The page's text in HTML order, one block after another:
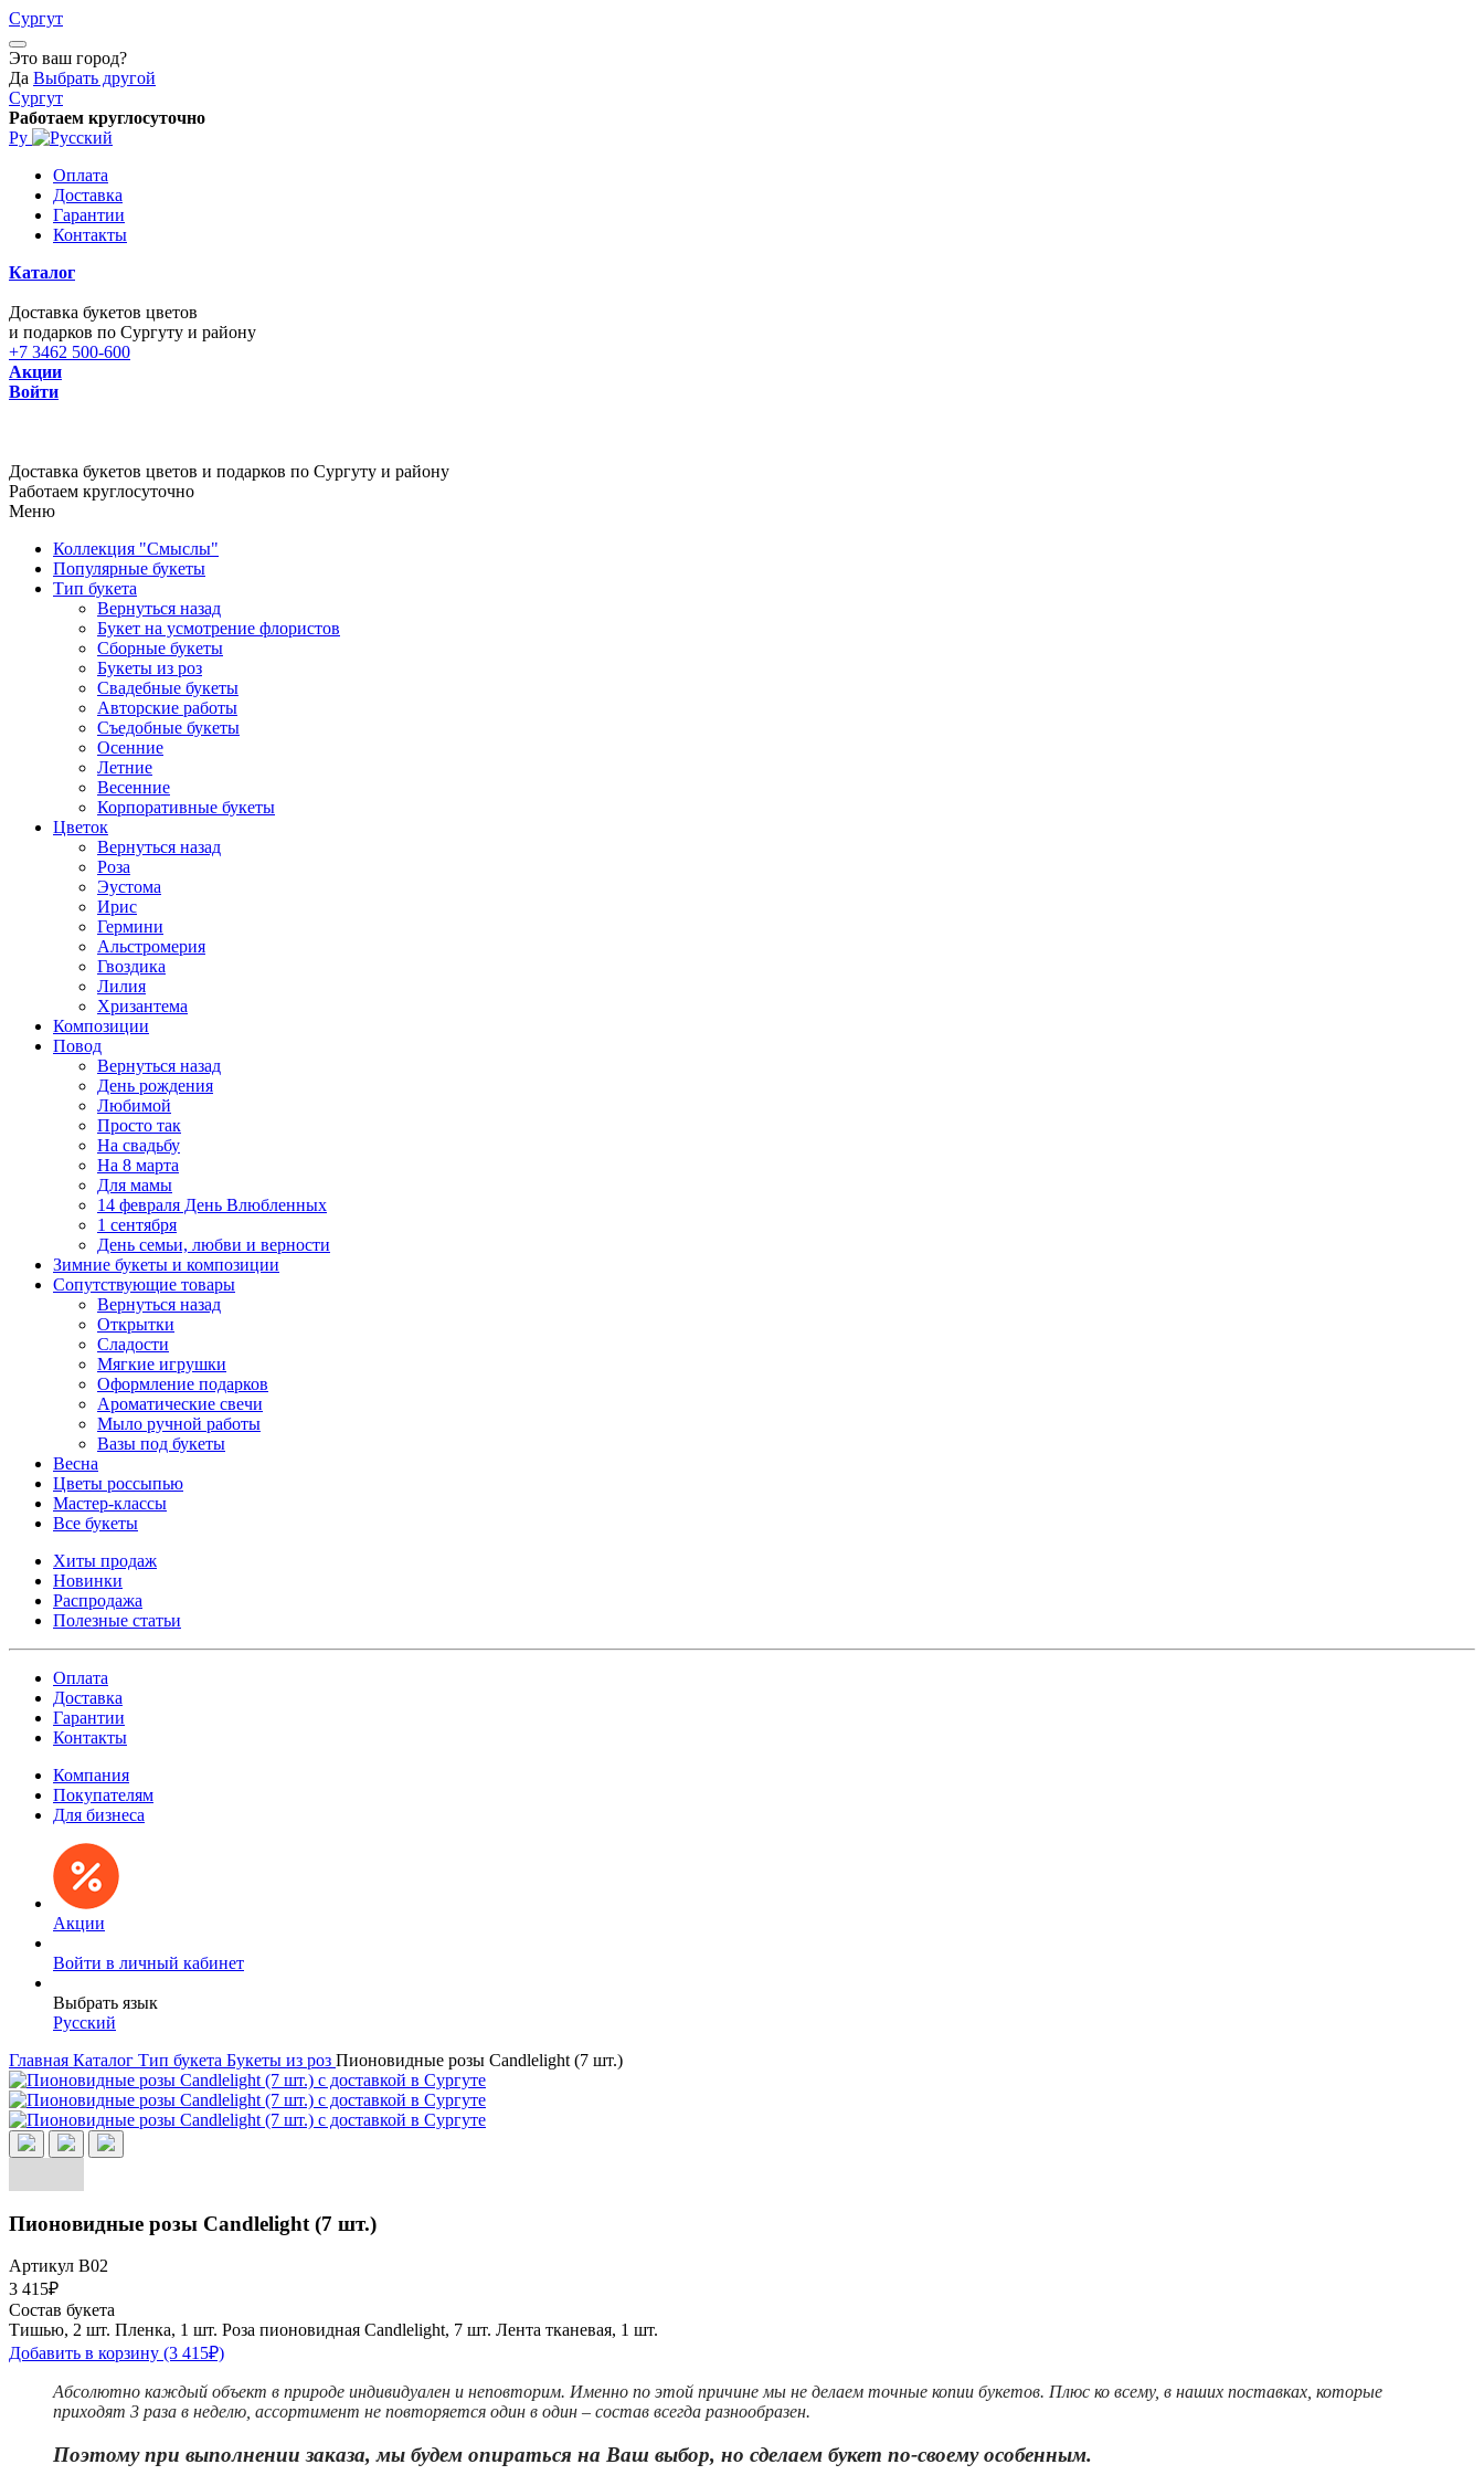
Сургут
Это ваш город?
Да Выбрать другой
Сургут
Работаем круглосуточно
Ру
Оплата
Доставка
Гарантии
Контакты
Каталог
Доставка букетов цветов
и подарков по Сургуту и району
+7 3462 500-600
Акции
Войти
Доставка букетов цветов и подарков по Сургуту и району
Работаем круглосуточно
Меню
Коллекция "Смыслы"
Популярные букеты
Тип букета
Вернуться назад
Букет на усмотрение флористов
Сборные букеты
Букеты из роз
Свадебные букеты
Авторские работы
Съедобные букеты
Осенние
Летние
Весенние
Корпоративные букеты
Цветок
Вернуться назад
Роза
Эустома
Ирис
Гермини
Альстромерия
Гвоздика
Лилия
Хризантема
Композиции
Повод
Вернуться назад
День рождения
Любимой
Просто так
На свадьбу
На 8 марта
Для мамы
14 февраля День Влюбленных
1 сентября
День семьи, любви и верности
Зимние букеты и композиции
Сопутствующие товары
Вернуться назад
Открытки
Сладости
Мягкие игрушки
Оформление подарков
Ароматические свечи
Мыло ручной работы
Вазы под букеты
Весна
Цветы россыпью
Мастер-классы
Все букеты
Хиты продаж
Новинки
Распродажа
Полезные статьи
Оплата
Доставка
Гарантии
Контакты
Компания
Покупателям
Для бизнеса
Акции
Войти в личный кабинет
Выбрать язык
Русский
Главная Каталог Тип букета Букеты из роз Пионовидные розы Candlelight (7 шт.)
Пионовидные розы Candlelight (7 шт.)
Артикул В02
3 415₽
Состав букета
Тишью, 2 шт. Пленка, 1 шт. Роза пионовидная Candlelight, 7 шт. Лента тканевая, 1 шт.
Добавить в корзину (3 415₽)
Абсолютно каждый объект в природе индивидуален и неповторим. Именно по этой причине мы не делаем точные копии букетов. Плюс ко всему, в наших поставках, которые
приходят 3 раза в неделю, ассортимент не повторяется один в один – состав всегда разнообразен.
Поэтому при выполнении заказа, мы будем опираться на Ваш выбор, но сделаем букет по-своему особенным.